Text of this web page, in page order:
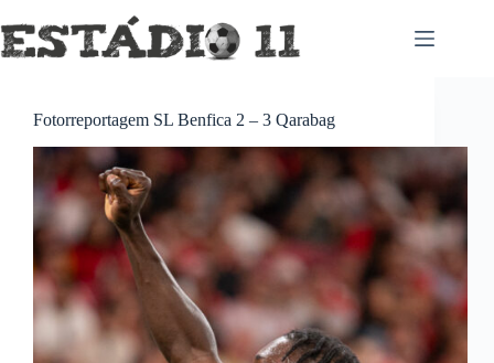
para
o
Fotorreportagem SL Benfica 2 – 3 Qarabag